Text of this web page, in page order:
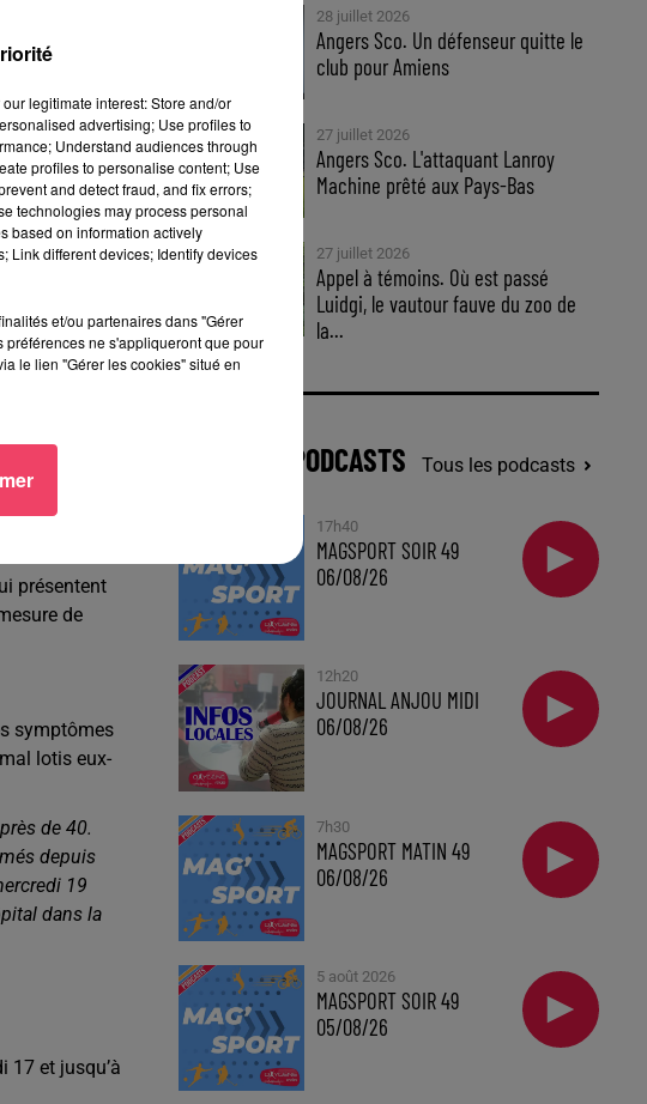
cabinets à
eux depuis ce
clairement il
s’insurge :
c'est
s’il
présentent
de
symptômes
lotis eux-
de 40.
depuis
19
dans la
17 et jusqu’à
28 juillet 2026
Angers Sco. Un défenseur quitte le
club pour Amiens
27 juillet 2026
Angers Sco. L'attaquant Lanroy
Machine prêté aux Pays-Bas
27 juillet 2026
Appel à témoins. Où est passé
Luidgi, le vautour fauve du zoo de
la...
DERNIERS PODCASTS Tous les podcasts
17h40
MAGSPORT SOIR 49
06/08/26
12h20
JOURNAL ANJOU MIDI
06/08/26
7h30
MAGSPORT MATIN 49
06/08/26
5 août 2026
MAGSPORT SOIR 49
05/08/26
legitimate interest: Store and/or
advertising; Use profiles to
Understand audiences through
profiles to personalise content; Use
and detect fraud, and fix errors;
technologies may process personal
based on information actively
Link different devices; Identify devices
et/ou partenaires dans "Gérer
préférences ne s'appliqueront que pour
le lien "Gérer les cookies" situé en